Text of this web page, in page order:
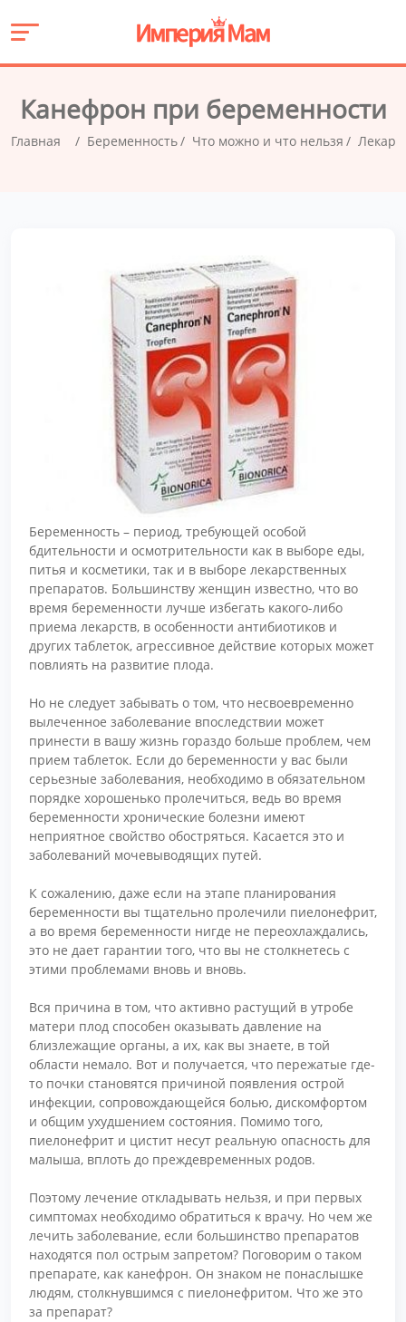
Канефрон при беременности
Главная Беременность Что можно и что нельзя
Беременность – период, требующей особой
бдительности и осмотрительности как в выборе еды,
питья и косметики, так и в выборе лекарственных
препаратов. Большинству женщин известно, что во
время беременности лучше избегать какого-либо
приема лекарств, в особенности антибиотиков и
других таблеток, агрессивное действие которых может
повлиять на развитие плода.
Но не следует забывать о том, что несвоевременно
вылеченное заболевание впоследствии может
принести в вашу жизнь гораздо больше проблем, чем
прием таблеток. Если до беременности у вас были
серьезные заболевания, необходимо в обязательном
порядке хорошенько пролечиться, ведь во время
беременности хронические болезни имеют
неприятное свойство обостряться. Касается это и
заболеваний мочевыводящих путей.
К сожалению, даже если на этапе планирования
беременности вы тщательно пролечили пиелонефрит,
а во время беременности нигде не переохлаждались,
это не дает гарантии того, что вы не столкнетесь с
этими проблемами вновь и вновь.
Вся причина в том, что активно растущий в утробе
матери плод способен оказывать давление на
близлежащие органы, а их, как вы знаете, в той
области немало. Вот и получается, что пережатые где-
то почки становятся причиной появления острой
инфекции, сопровождающейся болью, дискомфортом
и общим ухудшением состояния. Помимо того,
пиелонефрит и цистит несут реальную опасность для
малыша, вплоть до преждевременных родов.
Поэтому лечение откладывать нельзя, и при первых
симптомах необходимо обратиться к врачу. Но чем же
лечить заболевание, если большинство препаратов
находятся пол острым запретом? Поговорим о таком
препарате, как канефрон. Он знаком не понаслышке
людям, столкнувшимся с пиелонефритом. Что же это
за препарат?